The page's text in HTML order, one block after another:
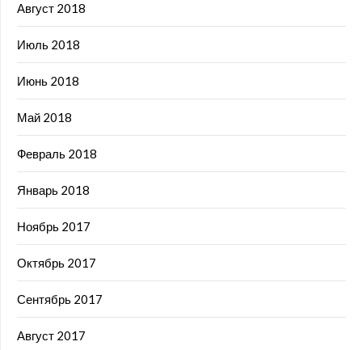
Август 2018
Июль 2018
Июнь 2018
Май 2018
Февраль 2018
Январь 2018
Ноябрь 2017
Октябрь 2017
Сентябрь 2017
Август 2017